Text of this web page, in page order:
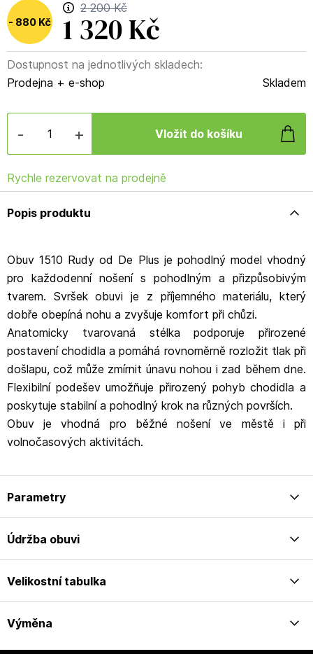
1 320 Kč
2 200 Kč
880 Kč
(40%)
Dostupnost na jednotlivých skladech:
Prodejna + e-shop
Skladem
- +
Rychle rezervovat na prodejně
Popis produktu
Obuv 1510 Rudy od De Plus je pohodlný model vhodný
pro každodenní nošení s pohodlným a přizpůsobivým
tvarem. Svršek obuvi je z příjemného materiálu, který
dobře obepíná nohu a zvyšuje komfort při chůzi.
Anatomicky tvarovaná stélka podporuje přirozené
postavení chodidla a pomáhá rovnoměrně rozložit tlak při
došlapu, což může zmírnit únavu nohou i zad během dne.
Flexibilní podešev umožňuje přirozený pohyb chodidla a
poskytuje stabilní a pohodlný krok na různých površích.
Obuv je vhodná pro běžné nošení ve městě i při
volnočasových aktivitách.
Parametry
Údržba obuvi
Velikostní tabulka
Výměna